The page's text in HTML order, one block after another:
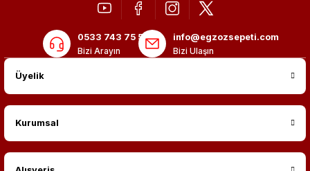
0533 743 75 56
Bizi Arayın
info@egzozsepeti.com
Bizi Ulaşın
Üyelik
Kurumsal